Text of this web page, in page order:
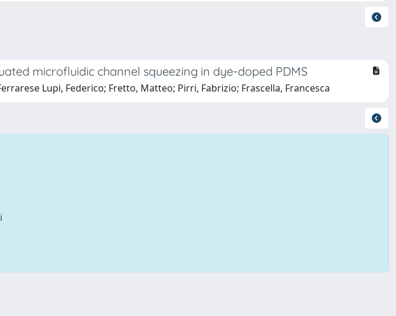
microfluidic channel squeezing in dye-doped PDMS
Lupi, Federico; Fretto, Matteo; Pirri, Fabrizio; Frascella, Francesca